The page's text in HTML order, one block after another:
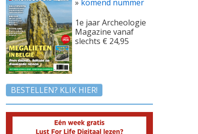
» komend nummer
1e jaar Archeologie
Magazine vanaf
slechts € 24,95
BESTELLEN? KLIK HIER!